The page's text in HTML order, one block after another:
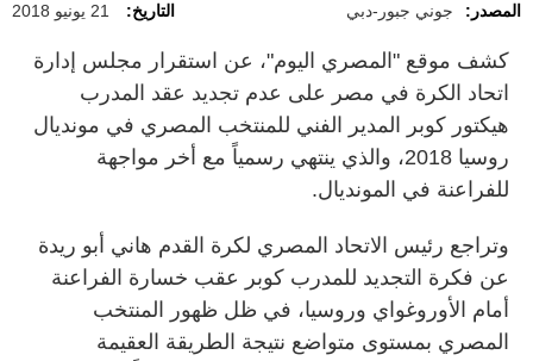
المصدر: جوني جبور-دبي التاريخ: 21 يونيو 2018
كشف موقع "المصري اليوم"، عن استقرار مجلس إدارة
اتحاد الكرة في مصر على عدم تجديد عقد المدرب
هيكتور كوبر المدير الفني للمنتخب المصري في مونديال
روسيا 2018، والذي ينتهي رسمياً مع أخر مواجهة
للفراعنة في المونديال.
وتراجع رئيس الاتحاد المصري لكرة القدم هاني أبو ريدة
عن فكرة التجديد للمدرب كوبر عقب خسارة الفراعنة
أمام الأوروغواي وروسيا، في ظل ظهور المنتخب
المصري بمستوى متواضع نتيجة الطريقة العقيمة